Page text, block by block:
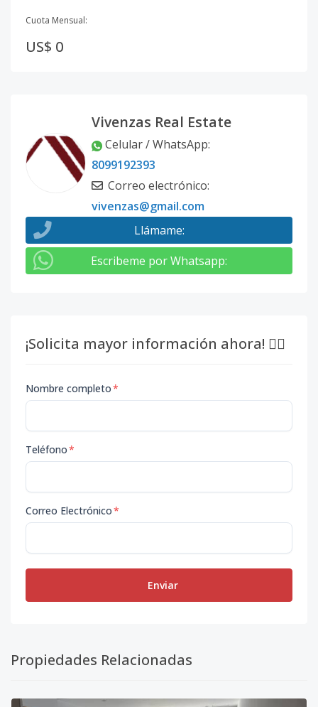
Cuota Mensual:
US$ 0
Vivenzas Real Estate
Celular / WhatsApp:
8099192393
Correo electrónico:
vivenzas@gmail.com
Llámame:
Escribeme por Whatsapp:
¡Solicita mayor información ahora! 👇🏽
Nombre completo*
Teléfono*
Correo Electrónico*
Enviar
Propiedades Relacionadas